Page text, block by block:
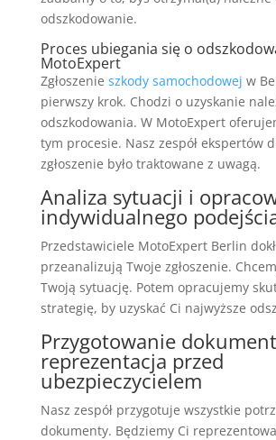
odszkodowanie.
Proces ubiegania się o
MotoExpert
Zgłoszenie szkody samochodowej w
pierwszy krok. Chodzi o uzyskanie
odszkodowania. W MotoExpert
tym procesie. Nasz zespół ekspertów
zgłoszenie było traktowane z uwagą.
Analiza sytuacji i
indywidualnego
Przedstawiciele MotoExpert Berlin
przeanalizują Twoje zgłoszenie.
Twoją sytuację. Potem opracujemy
strategię, by uzyskać Ci najwyższe
Przygotowanie
reprezentacja przed
ubezpieczycielem
Nasz zespół przygotuje wszystkie
dokumenty. Będziemy Ci